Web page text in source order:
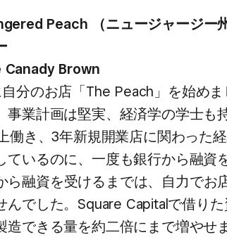
Peach ​（ニュージャージー
Canady Brown
分の​お店​「The Peach」を​始め
事業計画は​堅実、​経済学の​学士も​
働き、​3年新規開業店に​関わった​
ているのに、​一度も​銀行から​融資
ら​融資を​受けるまでは、​自力で​お
んでした。​Square Capitalで​借り
造できる​量を​約二倍にまで​増やせ